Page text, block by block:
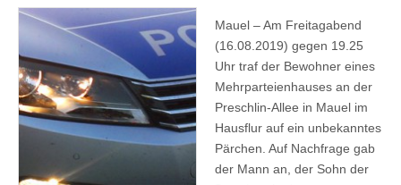
Mauel – Am Freitagabend
(16.08.2019) gegen 19.25
Uhr traf der Bewohner eines
Mehrparteienhauses an der
Preschlin-Allee in Mauel im
Hausflur auf ein unbekanntes
Pärchen. Auf Nachfrage gab
der Mann an, der Sohn der